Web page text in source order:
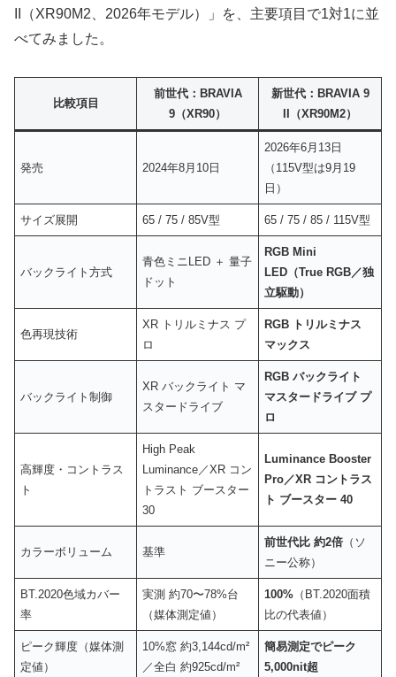
II（XR90M2、2026年モデル）」を、主要項目で1対1に並
べてみました。
比較項目
前世代：BRAVIA
9（XR90）
新世代：BRAVIA 9
II（XR90M2）
発売 2024年8月10日
2026年6月13日
（115V型は9月19
日）
サイズ展開 65 / 75 / 85V型 65 / 75 / 85 / 115V型
バックライト方式
青色ミニLED ＋ 量子
ドット
RGB Mini
LED（True RGB／独
立駆動）
色再現技術
XR トリルミナス プ
ロ
RGB トリルミナス
マックス
バックライト制御
XR バックライト マ
スタードライブ
RGB バックライト
マスタードライブ プ
ロ
高輝度・コントラス
ト
High Peak
Luminance／XR コン
トラスト ブースター
30
Luminance Booster
Pro／XR コントラス
ト ブースター 40
カラーボリューム 基準
前世代比 約2倍 （ソ
ニー公称）
BT.2020色域カバー
率
実測 約70〜78%台
（媒体測定値）
100% （BT.2020面積
比の代表値）
ピーク輝度（媒体測
定値）
10%窓 約3,144cd/m²
／全白 約925cd/m²
簡易測定でピーク
5,000nit超